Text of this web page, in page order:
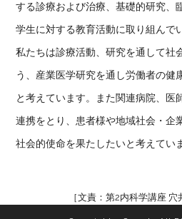
する診療および治療、基礎的研究、
学生に対する教育活動に取り組んで
私たちは診療活動、研究を通して社
う、産業医学研究を通し労働者の健
と考えています。また関連病院、医
連携をとり、患者様や地域社会・企
社会的使命を果たしたいと考えてい
［文責：第2内科学講座